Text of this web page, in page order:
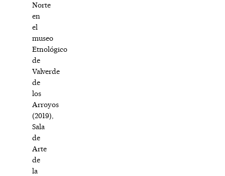
Norte
en
el
museo
Etnológico
de
Valverde
de
los
Arroyos
(2019),
Sala
de
Arte
de
la